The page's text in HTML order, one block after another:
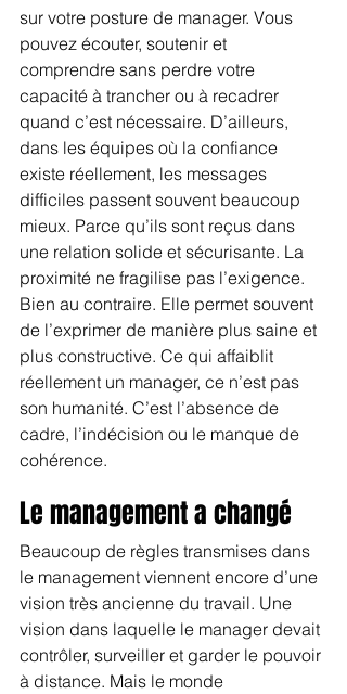
sur votre posture de manager. Vous
pouvez écouter, soutenir et
comprendre sans perdre votre
capacité à trancher ou à recadrer
quand c’est nécessaire. D’ailleurs,
dans les équipes où la confiance
existe réellement, les messages
difficiles passent souvent beaucoup
mieux. Parce qu’ils sont reçus dans
une relation solide et sécurisante. La
proximité ne fragilise pas l’exigence.
Bien au contraire. Elle permet souvent
de l’exprimer de manière plus saine et
plus constructive. Ce qui affaiblit
réellement un manager, ce n’est pas
son humanité. C’est l’absence de
cadre, l’indécision ou le manque de
cohérence.
Le management a changé
Beaucoup de règles transmises dans
le management viennent encore d’une
vision très ancienne du travail. Une
vision dans laquelle le manager devait
contrôler, surveiller et garder le pouvoir
à distance. Mais le monde